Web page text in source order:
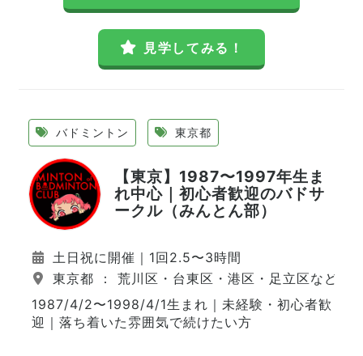
見学してみる！
バドミントン 東京都
【東京】1987〜1997年生ま
れ中心｜初心者歓迎のバドサ
ークル（みんとん部）
土日祝に開催｜1回2.5〜3時間
東京都 ： 荒川区・台東区・港区・足立区など（
1987/4/2〜1998/4/1生まれ｜未経験・初心者歓
迎｜落ち着いた雰囲気で続けたい方